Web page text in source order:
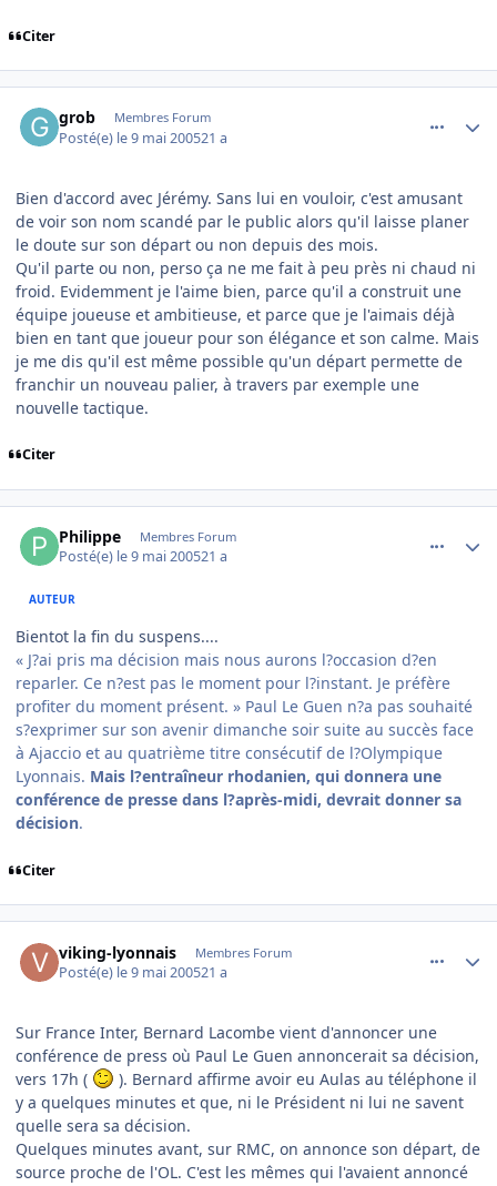
Citer
grob Membres Forum
Posté(e) le 9 mai 200521 a
Bien d'accord avec Jérémy. Sans lui en vouloir, c'est amusant
de voir son nom scandé par le public alors qu'il laisse planer
le doute sur son départ ou non depuis des mois.
Qu'il parte ou non, perso ça ne me fait à peu près ni chaud ni
froid. Evidemment je l'aime bien, parce qu'il a construit une
équipe joueuse et ambitieuse, et parce que je l'aimais déjà
bien en tant que joueur pour son élégance et son calme. Mais
je me dis qu'il est même possible qu'un départ permette de
franchir un nouveau palier, à travers par exemple une
nouvelle tactique.
Citer
Philippe Membres Forum
Posté(e) le 9 mai 200521 a
AUTEUR
Bientot la fin du suspens....
« J?ai pris ma décision mais nous aurons l?occasion d?en
reparler. Ce n?est pas le moment pour l?instant. Je préfère
profiter du moment présent. » Paul Le Guen n?a pas souhaité
s?exprimer sur son avenir dimanche soir suite au succès face
à Ajaccio et au quatrième titre consécutif de l?Olympique
Lyonnais. Mais l?entraîneur rhodanien, qui donnera une
conférence de presse dans l?après-midi, devrait donner sa
décision.
Citer
viking-lyonnais Membres Forum
Posté(e) le 9 mai 200521 a
Sur France Inter, Bernard Lacombe vient d'annoncer une
conférence de press où Paul Le Guen annoncerait sa décision,
vers 17h (
). Bernard affirme avoir eu Aulas au téléphone il
y a quelques minutes et que, ni le Président ni lui ne savent
quelle sera sa décision.
Quelques minutes avant, sur RMC, on annonce son départ, de
source proche de l'OL. C'est les mêmes qui l'avaient annoncé